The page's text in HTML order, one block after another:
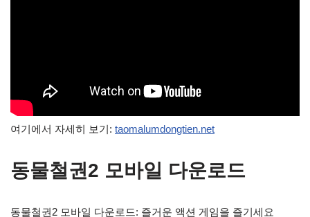
여기에서 자세히 보기: taomalumdongtien.net
동물철권2 모바일 다운로드
동물철권2 모바일 다운로드: 즐거운 액션 게임을 즐기세요